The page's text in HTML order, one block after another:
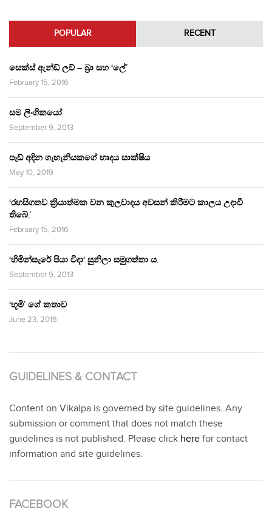
POPULAR RECENT
සෙක්ස් ඇන්ඩ් ලව් – බ්‍රා සහ ‘ලේ’
February 15, 2016
සම ලිංගිකයෝ
September 9, 2013
පෑඩ් අඳින ගැහැනියකගේ හෘදය සාක්ෂිය
May 10, 2019
‘රහසිගතව ක්‍රියාත්මක වන කුලවාදය අවසන් කිරීමට කාලය උදාවී
තිබේ.’
February 15, 2016
‘හිමින්සැරේ පියා විදා‘ සුනිලා සමුගත්තා ය.
September 9, 2013
‘භූමි’ ගේ කතාව
June 23, 2016
GUIDELINES & CONTACT
Content on Vikalpa is governed by site guidelines. Any
submission or comment that does not match these
guidelines is not published. Please click here for contact
information and site guidelines.
FACEBOOK